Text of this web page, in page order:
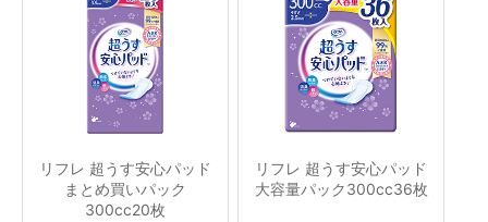
リフレ 超うす安心パッド
まとめ買いパック
300cc20枚
リフレ 超うす安心パッド
大容量パック300cc36枚